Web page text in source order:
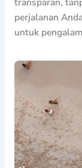
perjalanan
untuk